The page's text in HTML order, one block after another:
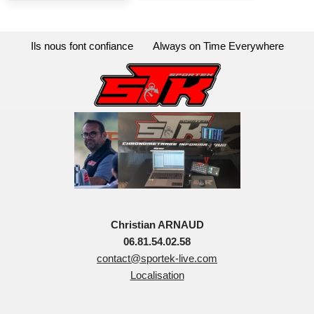
Ils nous font confiance Always on Time Everywhere
Christian ARNAUD
06.81.54.02.58
contact@sportek-live.com
Localisation